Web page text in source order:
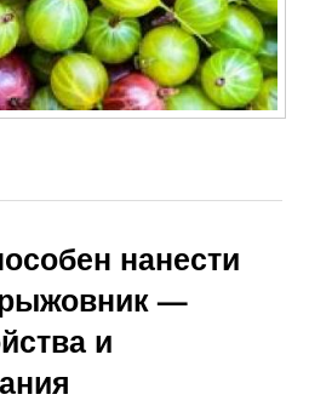
нанести
—
и